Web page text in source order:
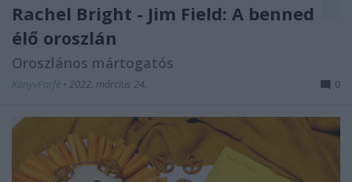
Rachel Bright - Jim Field: A benned
élő oroszlán
Oroszlános mártogatós
KönyvParfé • 2022. március 24. 0